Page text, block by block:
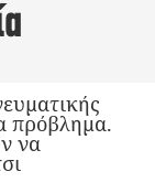
πρόβλημα.
να